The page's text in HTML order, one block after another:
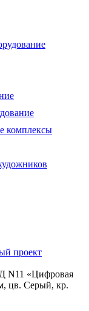
комплексы
проект
N11 «Цифровая
цв. Серый, кр.